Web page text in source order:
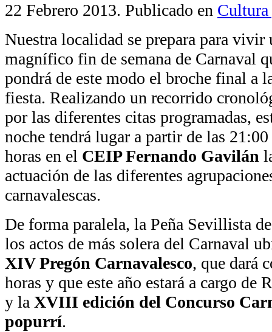
22 Febrero 2013. Publicado en Cultura
Nuestra localidad se prepara para vivir
magnífico fin de semana de Carnaval
pondrá de este modo el broche final a
fiesta. Realizando un recorrido
por las diferentes citas programadas,
noche tendrá lugar a partir de las 21:00
horas en el CEIP Fernando Gavilán
actuación de las diferentes
carnavalescas.
De forma paralela, la Peña Sevillista
los actos de más solera del Carnaval
XIV Pregón Carnavalesco, que dará
horas y que este año estará a cargo de
y la XVIII edición del Concurso
popurrí.